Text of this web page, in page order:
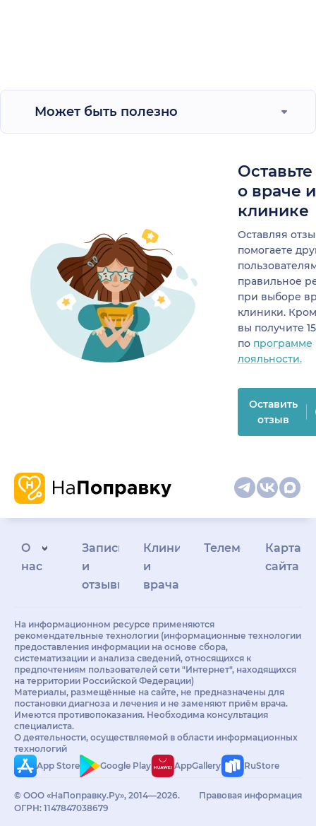
Может быть полезно
о враче
клинике
Оставляя
помогаете
правильное
при выборе
клиники.
вы получите
по программе
лояльности.
Оставить
отзыв
О
нас
Запись
и
отзывы
Клиникам
и
врачам
Телемедицина
Карта
сайта
На информационном ресурсе применяются
рекомендательные технологии (информационные технологии
предоставления информации на основе сбора,
систематизации и анализа сведений, относящихся к
предпочтениям пользователей сети "Интернет", находящихся
на территории Российской Федерации)
Материалы, размещённые на сайте, не предназначены для
постановки диагноза и лечения и не заменяют приём врача.
Имеются противопоказания. Необходима консультация
специалиста.
О деятельности, осуществляемой в области информационных
технологий
App Store
Google Play AppGallery RuStore
© ООО «НаПоправку.Ру», 2014—2026.
ОГРН: 1147847038679
Правовая информация